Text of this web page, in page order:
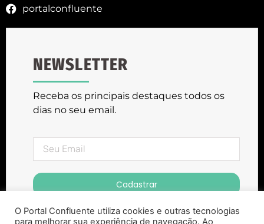
portalconfluente
NEWSLETTER
Receba os principais destaques todos os
dias no seu email.
Cadastrar
O Portal Confluente utiliza cookies e outras tecnologias
para melhorar sua experiência de navegação. Ao